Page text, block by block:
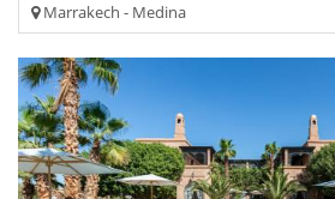
Marrakech - Medina